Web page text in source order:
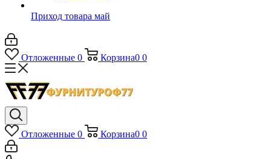
Приход товара май
Отложенные 0 Корзина0 0
Отложенные 0 Корзина0 0